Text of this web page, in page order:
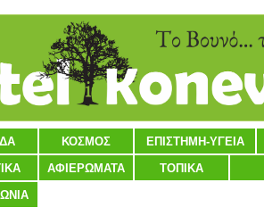
ΚΟΣΜΟΣ ΕΠΙΣΤΗΜΗ-ΥΓΕΙΑ
ΑΦΙΕΡΩΜΑΤΑ ΤΟΠΙΚΑ